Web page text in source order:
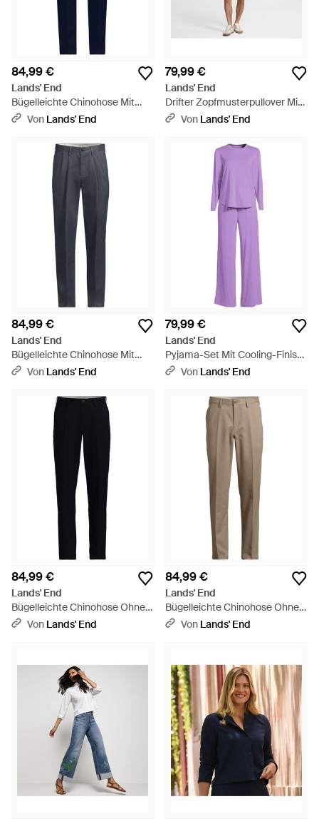
84,99 €
Lands' End
Bügelleichte Chinohose Mit
Bundfalten, Komfortbund,
Regular, By - Blau
Von Lands' End
79,99 €
Lands' End
Drifter Zopfmusterpullover Mit
V-Ausschnitt, Herren, Größe
Von Lands' End
84,99 €
Lands' End
Bügelleichte Chinohose Mit
Bundfalten, Komfortbund,
Regular, By - Blau
Von Lands' End
79,99 €
Lands' End
Pyjama-Set Mit Cooling-Finish,
Damen, Größe Regular, By -
Von Lands' End
84,99 €
Lands' End
Bügelleichte Chinohose Ohne
Bundfalten, Classic Fit, Herren,
Von Lands' End
84,99 €
Lands' End
Bügelleichte Chinohose Ohne
Bundfalten, Classic Fit, Herren,
Von Lands' End